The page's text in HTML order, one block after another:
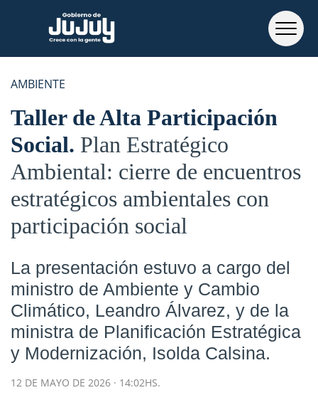
AMBIENTE
Taller de Alta Participación
Social Plan Estratégico
Ambiental: cierre de encuentros
estratégicos ambientales con
participación social
La presentación estuvo a cargo del
ministro de Ambiente y Cambio
Climático, Leandro Álvarez, y de la
ministra de Planificación Estratégica
y Modernización, Isolda Calsina.
12 DE MAYO DE 2026 · 14:02HS.